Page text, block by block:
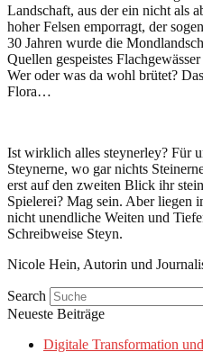
Landschaft, aus der ein nicht als
hoher Felsen emporragt, der
30 Jahren wurde die
Quellen gespeistes
Wer oder was da wohl brütet?
Flora…
Ist wirklich alles steynerley? Für
Steynerne, wo gar nichts
erst auf den zweiten Blick ihr
Spielerei? Mag sein. Aber liegen
nicht unendliche Weiten und
Schreibweise Steyn.
Nicole Hein, Autorin und
Search
Neueste Beiträge
Digitale Transformation